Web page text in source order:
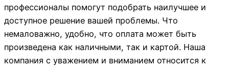
профессионалы помогут подобрать наилучшее и
доступное решение вашей проблемы. Что
немаловажно, удобно, что оплата может быть
произведена как наличными, так и картой. Наша
компания с уважением и вниманием относится к